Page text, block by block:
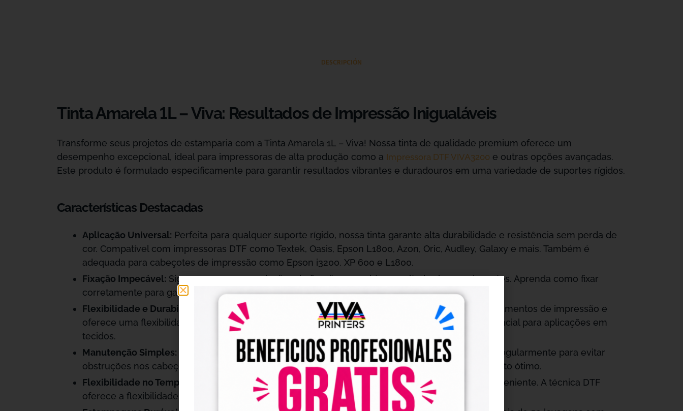
DESCRIPCIÓN
Tinta Amarela 1L – Viva: Resultados de Impressão Inigualáveis
Transforme seus projetos de estamparia com a Tinta Amarela 1L – Viva! Nossa tinta de qualidade premium oferece um
desempenho excepcional, ideal para impressoras de alta produção como a Impressora DTF VIVA3200 e outras opções avançadas.
Este produto é formulado especificamente para garantir resultados vibrantes e duradouros em uma variedade de suportes rígidos.
Características Destacadas
Aplicação Universal: Perfeita para qualquer suporte rígido, nossa tinta garante alta durabilidade e resistência sem perda de
cor. Compatível com impressoras DTF como Textek, Oasis, Epson L1800, Azon, Oric, Audley, Galaxy e mais. Também é
adequada para cabeçotes de impressão como Epson i3200, XP 600 e L1800.
Fixação Impecável: Siga nossas recomendações de fixação para obter resultados impressionantes. Aprenda como fixar
corretamente para garantir que suas estamparias sejam duráveis e brilhantes.
Flexibilidade e Durabilidade:
Sendo uma tinta à base de água, é menos agressiva para os equipamentos de impressão e
oferece uma flexibilidade superior. Isso evita que os designs se rompam ao esticar, o que é essencial para aplicações em
tecidos.
Manutenção Simples: Para manter sua impressora DTF em perfeito estado, realize impressões regularmente para evitar
obstruções nos cabeçotes. Consulte nossas dicas de manutenção para garantir um funcionamento ótimo.
Flexibilidade no Tempo:
Armazene suas impressões por meses e estampe quando for mais conveniente. A técnica DTF
oferece a flexibilidade para planejar e executar seus projetos com total liberdade.